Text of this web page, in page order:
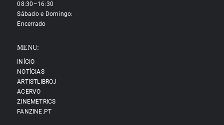
08:30–16:30
Sábado e Domingo:
Encerrado
MENU:
INÍCIO
NOTÍCIAS
ARTISTLIBROJ
ACERVO
ZINEMETRICS
FANZINE.PT